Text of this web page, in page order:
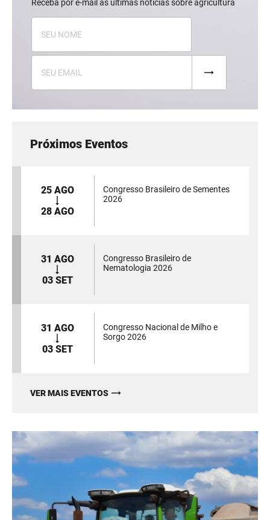
Receba por e-mail as últimas notícias sobre agricultura
Próximos Eventos
25 AGO
28 AGO
Congresso Brasileiro de Sementes
2026
31 AGO
03 SET
Congresso Brasileiro de
Nematologia 2026
31 AGO
03 SET
Congresso Nacional de Milho e
Sorgo 2026
VER MAIS EVENTOS